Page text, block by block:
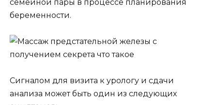
семейной пары в процессе планирования
беременности.
Сигналом для визита к урологу и сдачи
анализа может быть один из следующих